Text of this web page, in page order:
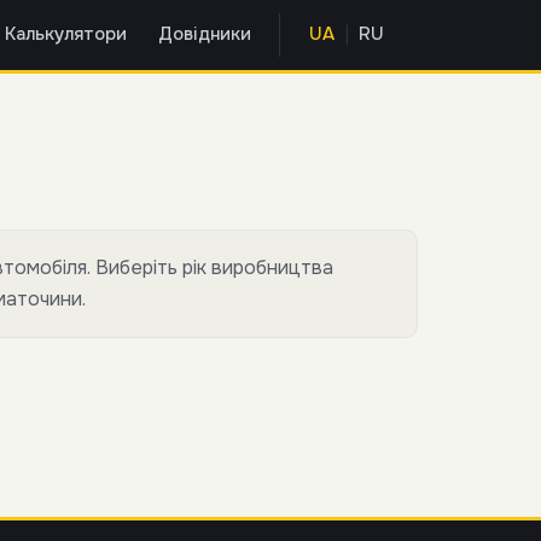
Калькулятори Довідники UA RU
Виберіть рік виробництва